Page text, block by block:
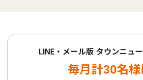
LINE・メール版 タウンニュ
毎月計30名様